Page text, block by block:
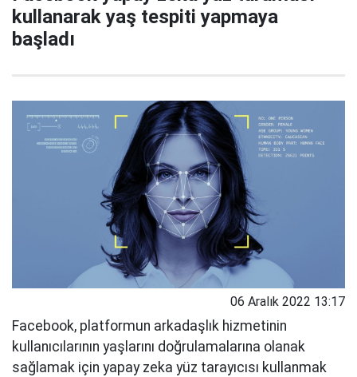
kullanarak yaş tespiti yapmaya
başladı
06 Aralık 2022 13:17
Facebook, platformun arkadaşlık hizmetinin
kullanıcılarının yaşlarını doğrulamalarına olanak
sağlamak için yapay zeka yüz tarayıcısı kullanmak